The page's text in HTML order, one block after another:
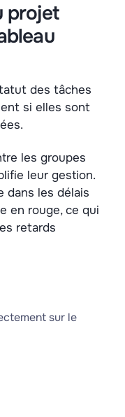
projet
des tâches
si elles sont
les groupes
leur gestion.
dans les délais
en rouge, ce qui
retards